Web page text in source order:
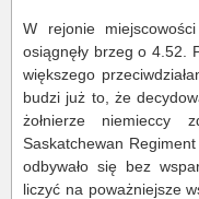
W rejonie
osiągnęły brzeg o 4.52.
większego
budzi już to, że
żołnierze niemieccy
Saskatchewan
odbywało się bez
liczyć na poważniejsze